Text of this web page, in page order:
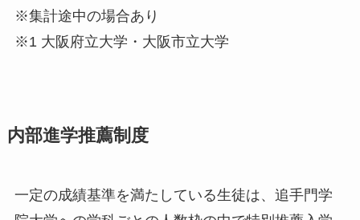
※集計途中の場合あり
※1 大阪府立大学・大阪市立大学
内部進学推薦制度
一定の成績基準を満たしている生徒は、追手門学